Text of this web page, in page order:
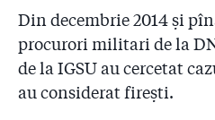
2.20
Pompier demis: ”Șefii de
cras de prevenire care a
2.21
Kovesi cere
primite de pompieri, cel
două ori înainte de
Din decembrie 2014 și
procurori militari de la
de la IGSU au cercetat
au considerat firești.